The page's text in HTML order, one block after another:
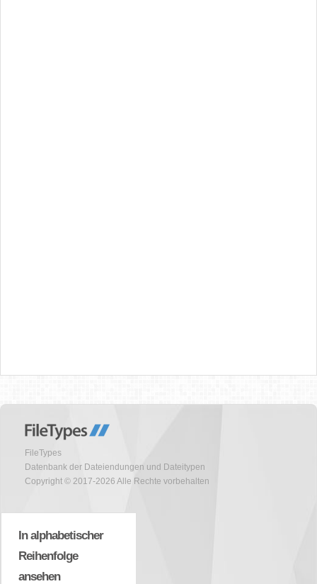
FileTypes
Datenbank der Dateiendungen und Dateitypen
Copyright © 2017-2026 Alle Rechte vorbehalten
In alphabetischer
Reihenfolge
ansehen